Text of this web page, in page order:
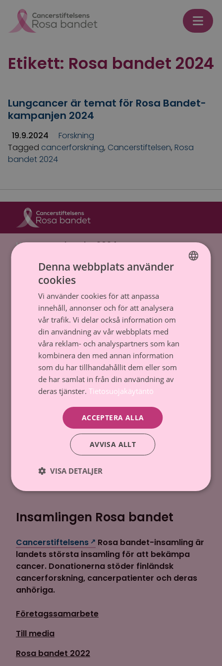
Etikett: Rosa bandet 2024
Lungcancer är temat för Rosa Bandet-
kampanjen 2024
19.9.2024
Forskning
Tagged cancerforskning, Cancerstiftelsen, Rosa
bandet 2024
Hem»Rosa bandet 2024
Cancerstiftelsen sr (FO-nummer 0237165-7)
Backasgatan 2, 00500 Helsingfors,
Tfn. 09 135 331
Dataskydd och register
Tillstånd till penninginsamling
Kontakta oss
Donera
Gör en donation
Insamlingen Rosa bandet
Cancerstiftelsens
Rosa bandet-insamling är
landets största insamling för att bekämpa
cancer. Donationerna stöder finländsk
cancerforskning, cancerpatienter och deras
anhöriga.
Företagssamarbete
Till media
Rosa bandet 2022
Denna webbplats använder
cookies
Vi använder cookies för att anpassa
innehåll, annonser och för att analysera
vår trafik. Vi delar också information om
din användning av vår webbplats med
våra reklam- och analyspartners som kan
kombinera den med annan information
som du har tillhandahållit dem eller som
de har samlat in från din användning av
deras tjänster. Tietosuojakäytäntö
ACCEPTERA ALLA
AVVISA ALLT
VISA DETALJER